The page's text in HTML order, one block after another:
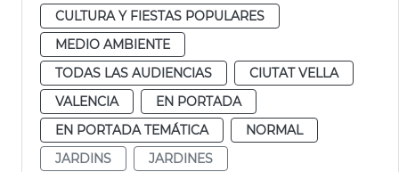
CULTURA Y FIESTAS POPULARES
MEDIO AMBIENTE
TODAS LAS AUDIENCIAS
CIUTAT VELLA
VALENCIA
EN PORTADA
EN PORTADA TEMÁTICA
NORMAL
JARDINS
JARDINES